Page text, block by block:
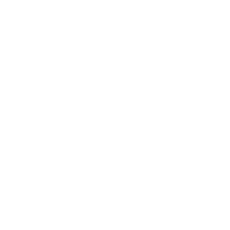
させていただ
了承ください。
き作成されるも
ようお願いしま
です。
ありません。
ず変更すること
1000ppm以下、
下、フタル酸ジブチ
ない年数を意
貨物等」とい
可)を取得する
要な手段を講じ
ムロン制御